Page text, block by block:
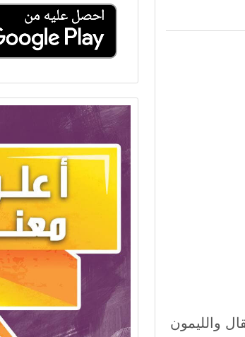
والليمون